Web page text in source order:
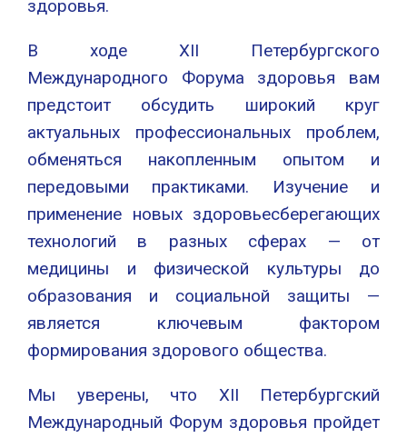
здоровья.
В ходе XII Петербургского
Международного Форума здоровья вам
предстоит обсудить широкий круг
актуальных профессиональных проблем,
обменяться накопленным опытом и
передовыми практиками. Изучение и
применение новых здоровьесберегающих
технологий в разных сферах — от
медицины и физической культуры до
образования и социальной защиты —
является ключевым фактором
формирования здорового общества.
Мы уверены, что XII Петербургский
Международный Форум здоровья пройдет